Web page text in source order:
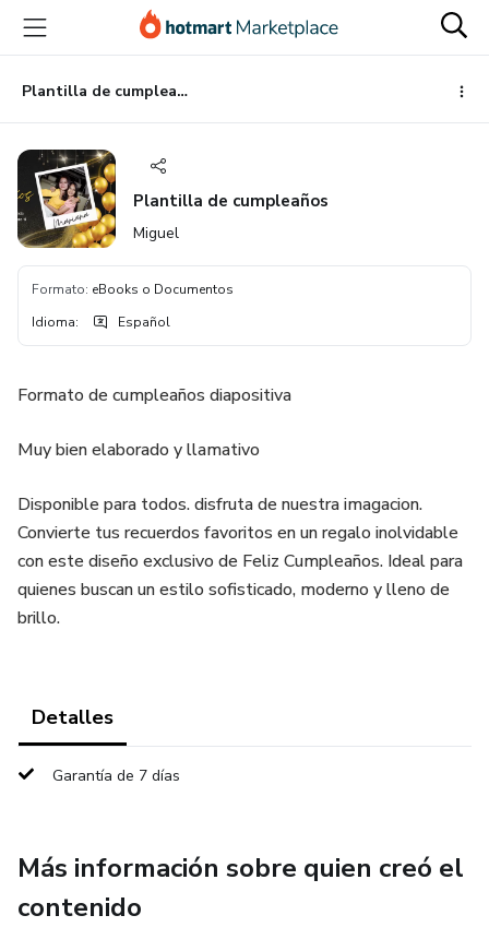
principal
página
de
página
Plantilla de cumpleaños
Plantilla de cumpleaños
Miguel
Formato: eBooks o Documentos
Idioma: Español
Formato de cumpleaños diapositiva
Muy bien elaborado y llamativo
Disponible para todos. disfruta de nuestra imagacion.
Convierte tus recuerdos favoritos en un regalo inolvidable
con este diseño exclusivo de Feliz Cumpleaños. Ideal para
quienes buscan un estilo sofisticado, moderno y lleno de
brillo.
Detalles
Garantía de 7 días
Más información sobre quien creó el
contenido